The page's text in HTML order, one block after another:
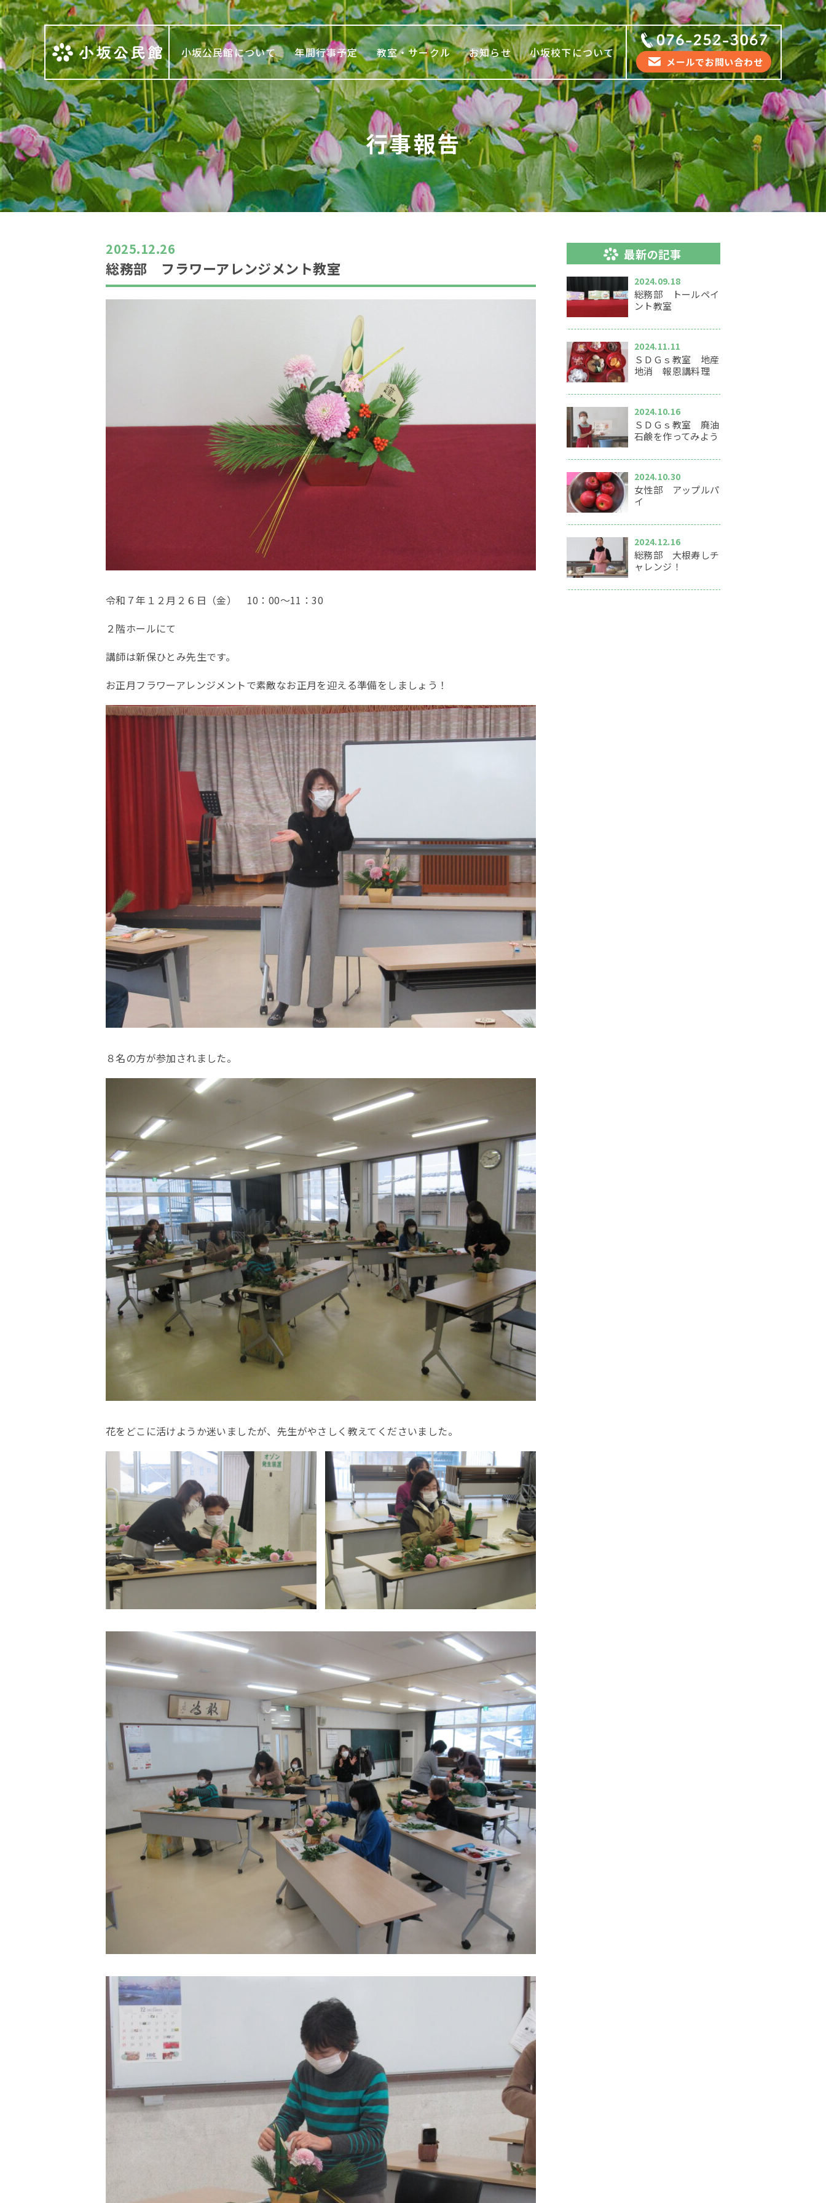
小坂公民館について 年間行事予定 教室・サークル お知らせ 小坂校下について
メールでお問い合わせ
行事報告
2025.12.26
総務部 フラワーアレンジメント教室
令和７年１２月２６日（金） 10：00～11：30
２階ホールにて
講師は新保ひとみ先生です。
お正月フラワーアレンジメントで素敵なお正月を迎える準備をしましょう！
８名の方が参加されました。
花をどこに活けようか迷いましたが、先生がやさしく教えてくださいました。
最新の記事
2024.09.18
総務部 トールペイ
ント教室
2024.11.11
ＳＤＧｓ教室 地産
地消 報恩講料理
2024.10.16
ＳＤＧｓ教室 廃油
石鹸を作ってみよう
2024.10.30
女性部 アップルパ
イ
2024.12.16
総務部 大根寿しチ
ャレンジ！